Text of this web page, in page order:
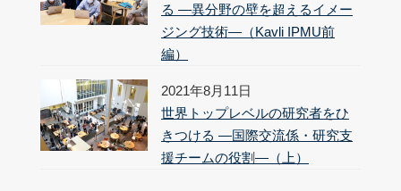
る ―異分野の壁を超えるイメー
ジング技術―（Kavli IPMU前
編）
2021年8月11日
世界トップレベルの研究者をひ
きつける ―国際交流係・研究支
援チームの役割―（上）